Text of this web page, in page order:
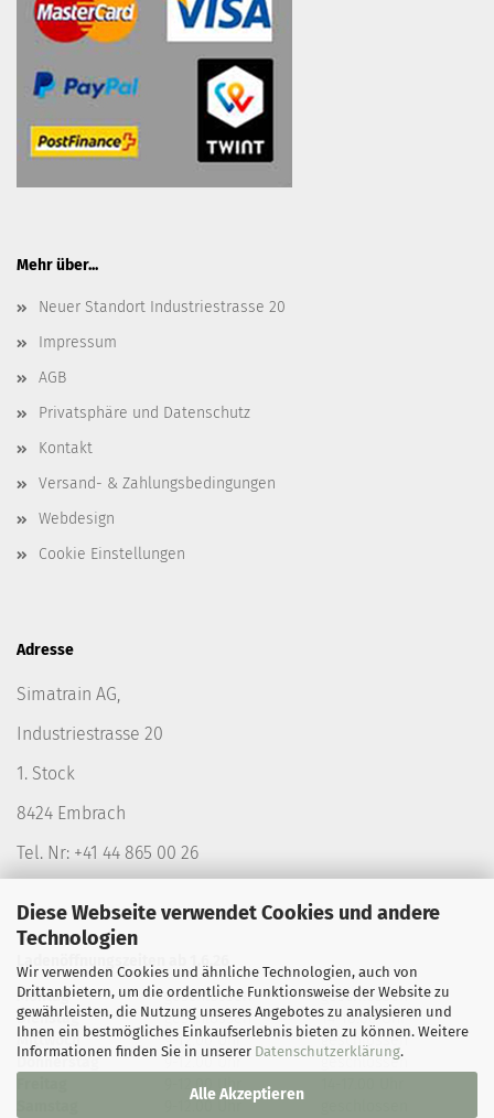
Diese Webseite verwendet Cookies und andere
Technologien
Wir verwenden Cookies und ähnliche Technologien, auch von
Drittanbietern, um die ordentliche Funktionsweise der Website zu
gewährleisten, die Nutzung unseres Angebotes zu analysieren und
Ihnen ein bestmögliches Einkaufserlebnis bieten zu können. Weitere
Informationen finden Sie in unserer Datenschutzerklärung.
Alle Akzeptieren
Mehr über...
Neuer Standort Industriestrasse 20
Impressum
AGB
Privatsphäre und Datenschutz
Kontakt
Versand- & Zahlungsbedingungen
Webdesign
Cookie Einstellungen
Adresse
Simatrain AG,
Industriestrasse 20
1. Stock
8424 Embrach
Tel. Nr: +41 44 865 00 26
Ladenöffnungszeiten ab 1.6.26
Montag
geschlossen
geschlossen
Dienstag
geschlossen
14-18.00 Uhr
Mittwoch
9-12.00 Uhr
geschlossen
Donnerstag
9-12.00 Uhr
geschlossen
9-12.00 Uhr